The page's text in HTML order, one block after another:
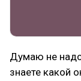
Думаю не
знаете какой